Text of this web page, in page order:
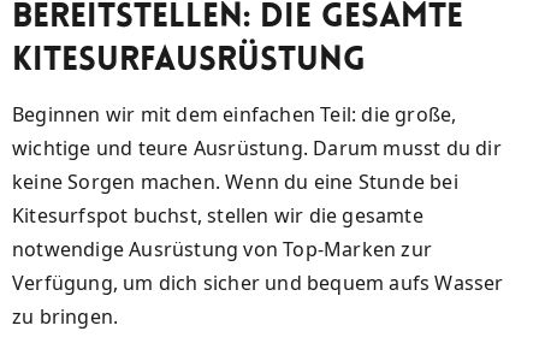
bereitstellen: Die gesamte
Kitesurfausrüstung
Beginnen wir mit dem einfachen Teil: die große,
wichtige und teure Ausrüstung. Darum musst du dir
keine Sorgen machen. Wenn du eine Stunde bei
Kitesurfspot buchst, stellen wir die gesamte
notwendige Ausrüstung von Top-Marken zur
Verfügung, um dich sicher und bequem aufs Wasser
zu bringen.